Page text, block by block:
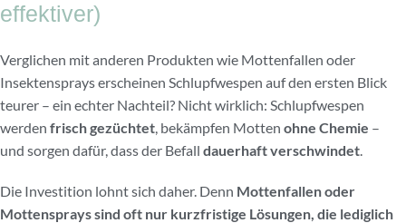
effektiver)
Verglichen mit anderen Produkten wie Mottenfallen oder
Insektensprays erscheinen Schlupfwespen auf den ersten Blick
teurer – ein echter Nachteil? Nicht wirklich: Schlupfwespen
werden frisch gezüchtet, bekämpfen Motten ohne Chemie –
und sorgen dafür, dass der Befall dauerhaft verschwindet.
Die Investition lohnt sich daher. Denn Mottenfallen oder
Mottensprays sind oft nur kurzfristige Lösungen, die lediglich